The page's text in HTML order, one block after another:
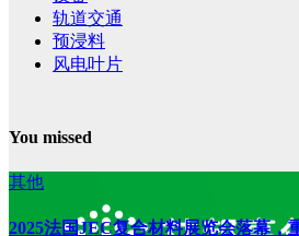
轨道交通
预浸料
风电叶片
You missed
其他
2025法国JEC复合材料展览会落幕，